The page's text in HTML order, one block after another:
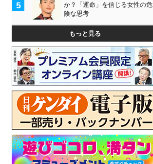
5
か？「運命」を信じる女性の危
険な思考
もっと見る